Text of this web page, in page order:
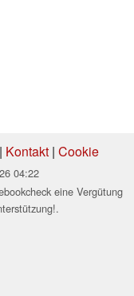
Kontakt| Cookie
04:22
eine Vergütung